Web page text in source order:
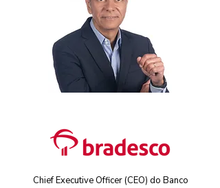
Chief Executive Officer (CEO) do Banco